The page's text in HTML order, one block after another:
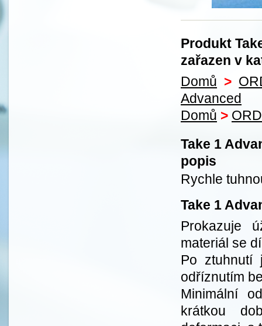
Produkt
zařazen v
Domů >
Advanced
Domů >
Take 1
popis
Rychle
Take 1
Prokazuje
materiál se
Po ztuhnutí
odříznutím
Minimální
krátkou